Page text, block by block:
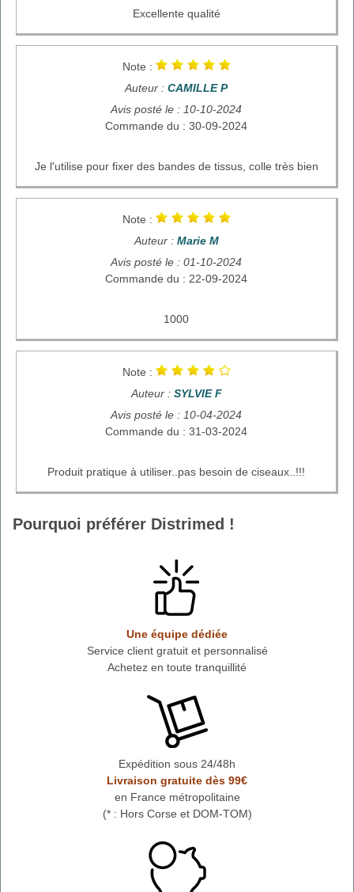
Excellente qualité
Note :
Auteur : CAMILLE P
Avis posté le : 10-10-2024
Commande du : 30-09-2024
Je l'utilise pour fixer des bandes de tissus, colle très bien
Note :
Auteur : Marie M
Avis posté le : 01-10-2024
Commande du : 22-09-2024
1000
Note :
Auteur : SYLVIE F
Avis posté le : 10-04-2024
Commande du : 31-03-2024
Produit pratique à utiliser..pas besoin de ciseaux..!!!
Pourquoi préférer Distrimed !
Une équipe dédiée
Service client gratuit et personnalisé
Achetez en toute tranquillité
Expédition sous 24/48h
Livraison gratuite dès 99€
en France métropolitaine
(* : Hors Corse et DOM-TOM)